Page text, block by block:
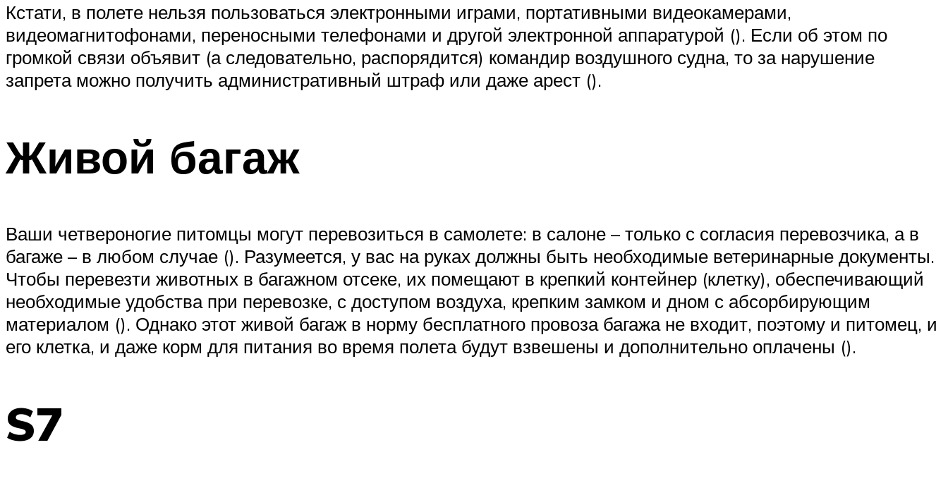
Кстати, в полете нельзя пользоваться электронными играми, портативными видеокамерами,
видеомагнитофонами, переносными телефонами и другой электронной аппаратурой (). Если об этом по
громкой связи объявит (а следовательно, распорядится) командир воздушного судна, то за нарушение
запрета можно получить административный штраф или даже арест ().
Живой багаж
Ваши четвероногие питомцы могут перевозиться в самолете: в салоне – только с согласия перевозчика, а в
багаже – в любом случае (). Разумеется, у вас на руках должны быть необходимые ветеринарные документы.
Чтобы перевезти животных в багажном отсеке, их помещают в крепкий контейнер (клетку), обеспечивающий
необходимые удобства при перевозке, с доступом воздуха, крепким замком и дном с абсорбирующим
материалом (). Однако этот живой багаж в норму бесплатного провоза багажа не входит, поэтому и питомец, и
его клетка, и даже корм для питания во время полета будут взвешены и дополнительно оплачены ().
S7